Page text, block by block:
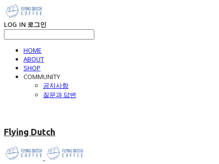
LOG IN 로그인
HOME
ABOUT
SHOP
COMMUNITY
공지사항
질문과 답변
Flying Dutch